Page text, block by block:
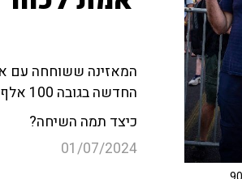
המאזינה ששוחחה עם
החדשה בגובה 100 אלף שקל לעינב צנגאוקר, אימו של החטוף מתן צנגאוקר.
כיצד תמה השיחה?
01/07/2024